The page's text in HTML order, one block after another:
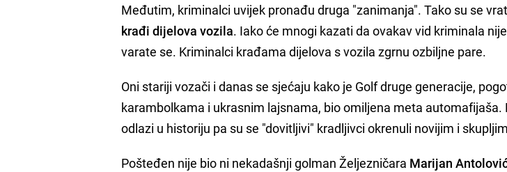
Međutim, kriminalci uvijek pronađu druga "zanimanja". Tako su se
krađi dijelova vozila. Iako će mnogi kazati da ovakav vid kriminala
varate se. Kriminalci krađama dijelova s vozila zgrnu ozbiljne pare.
Oni stariji vozači i danas se sjećaju kako je Golf druge generacije,
karambolkama i ukrasnim lajsnama, bio omiljena meta automafijaša.
odlazi u historiju pa su se "dovitljivi" kradljivci okrenuli novijim i
Pošteđen nije bio ni nekadašnji golman Željezničara Marijan